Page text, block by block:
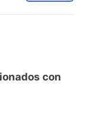
con